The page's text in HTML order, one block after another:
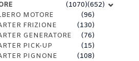
(652)
(1070)
MOTORE
(96)
FRIZIONE
(130)
GENERATORE
(76)
PICK-UP
(15)
PIGNONE
(108)